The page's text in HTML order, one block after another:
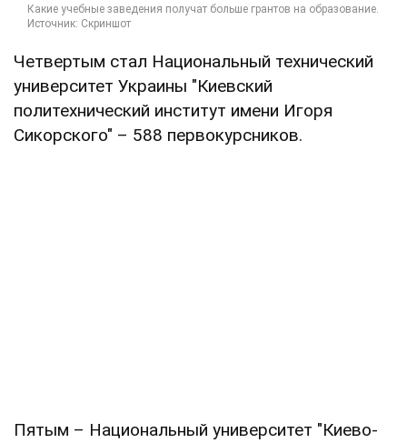
Четвертым стал Национальный технический
университет Украины "Киевский
политехнический институт имени Игоря
Сикорского" – 588 первокурсников.
Пятым – Национальный университет "Киево-